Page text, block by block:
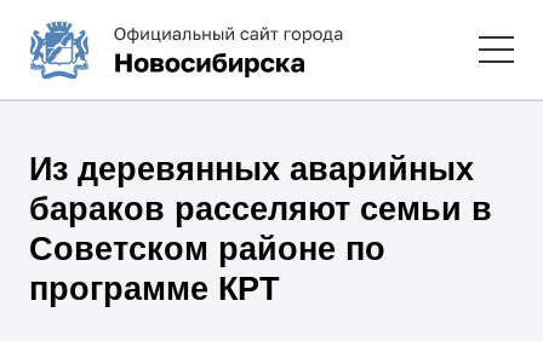
Из деревянных аварийных
бараков расселяют семьи в
Советском районе по
программе КРТ